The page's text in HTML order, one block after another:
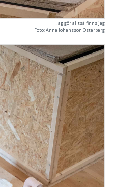
Jag gör alltså finns jag
Foto: Anna Johansson Österberg